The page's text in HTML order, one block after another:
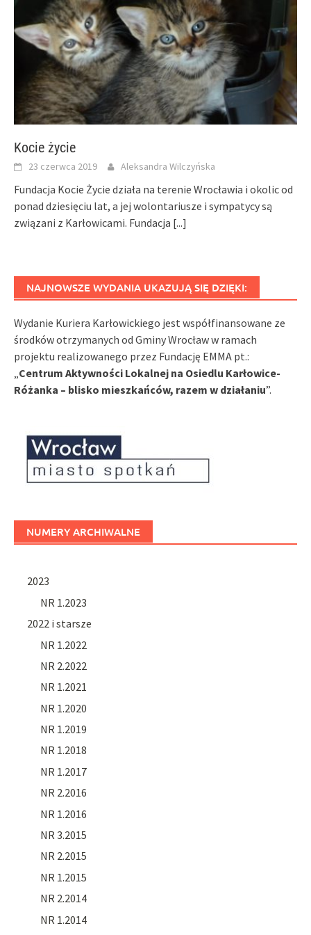
Kocie życie
23 czerwca 2019 Aleksandra Wilczyńska
Fundacja Kocie Życie działa na terenie Wrocławia i okolic od
ponad dziesięciu lat, a jej wolontariusze i sympatycy są
związani z Karłowicami. Fundacja [...]
NAJNOWSZE WYDANIA UKAZUJĄ SIĘ DZIĘKI:
Wydanie Kuriera Karłowickiego jest współfinansowane ze
środków otrzymanych od Gminy Wrocław w ramach
projektu realizowanego przez Fundację EMMA pt.:
„Centrum Aktywności Lokalnej na Osiedlu Karłowice-
Różanka – blisko mieszkańców, razem w działaniu”.
NUMERY ARCHIWALNE
2023
NR 1.2023
2022 i starsze
NR 1.2022
NR 2.2022
NR 1.2021
NR 1.2020
NR 1.2019
NR 1.2018
NR 1.2017
NR 2.2016
NR 1.2016
NR 3.2015
NR 2.2015
NR 1.2015
NR 2.2014
NR 1.2014